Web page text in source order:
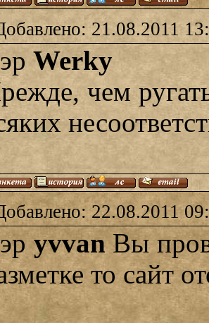
21.08.2011
Werky
чем
22.08.2011
yvvanВы
то сайт